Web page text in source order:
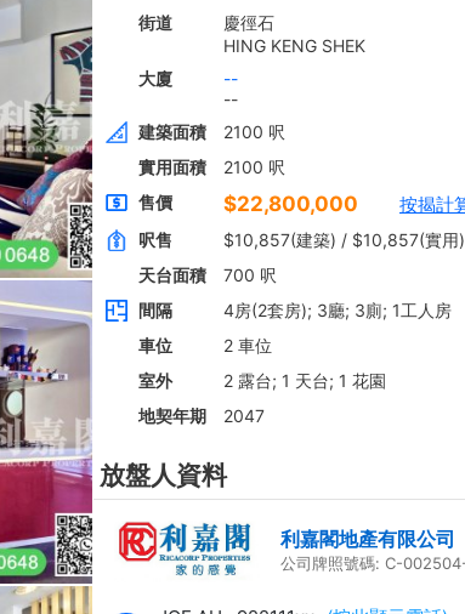
4房
全層
售 $12,000,000
上徑口
沙田 顯徑街
建築 2100呎
實用 --
高層
租$76,800
售$17,000,000
置頂
東方花園
何文田 太子道西236-238號
建築 1350呎@$9,259
實用 1058呎